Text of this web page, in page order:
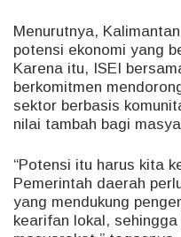
Menurutnya,
potensi ekonomi yang
Karena itu, ISEI
berkomitmen
sektor berbasis
nilai tambah bagi
“Potensi itu harus kita
Pemerintah daerah
yang mendukung
kearifan lokal,